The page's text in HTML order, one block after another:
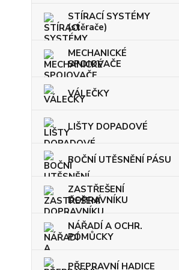
STÍRACÍ SYSTÉMY
(stěrače)
MECHANICKÉ
SPOJOVAČE
VÁLEČKY
LIŠTY DOPADOVÉ
BOČNÍ UTĚSNĚNÍ PÁSU
ZASTŘEŠENÍ
DOPRAVNÍKU
NÁŘADÍ A OCHR.
POMŮCKY
PŘEPRAVNÍ HADICE